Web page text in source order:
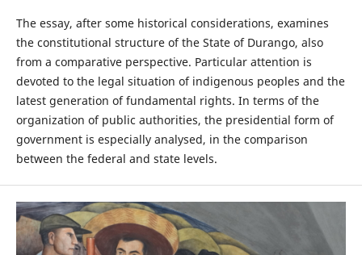
The essay, after some historical considerations, examines
the constitutional structure of the State of Durango, also
from a comparative perspective. Particular attention is
devoted to the legal situation of indigenous peoples and the
latest generation of fundamental rights. In terms of the
organization of public authorities, the presidential form of
government is especially analysed, in the comparison
between the federal and state levels.